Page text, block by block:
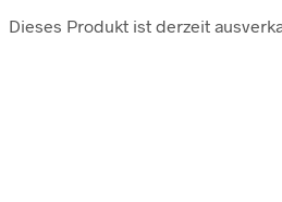
Dieses Produkt ist derzeit